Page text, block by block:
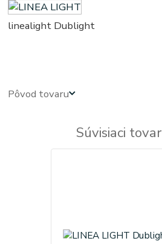
linealight Dublight
Pôvod tovaru
Súvisiaci tovar